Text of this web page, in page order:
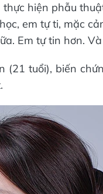
hiện phẫu
em tự ti, mặc
Em tự tin hơn.
(21 tuổi), biến